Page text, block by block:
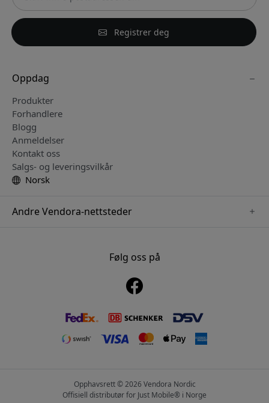
Registrer deg
Oppdag
Produkter
Forhandlere
Blogg
Anmeldelser
Kontakt oss
Salgs- og leveringsvilkår
Norsk
Andre Vendora-nettsteder
www.nordicsmartlight.seFølg oss på
Opphavsrett © 2026 Vendora Nordic
Offisiell distributør for Just Mobile® i Norge